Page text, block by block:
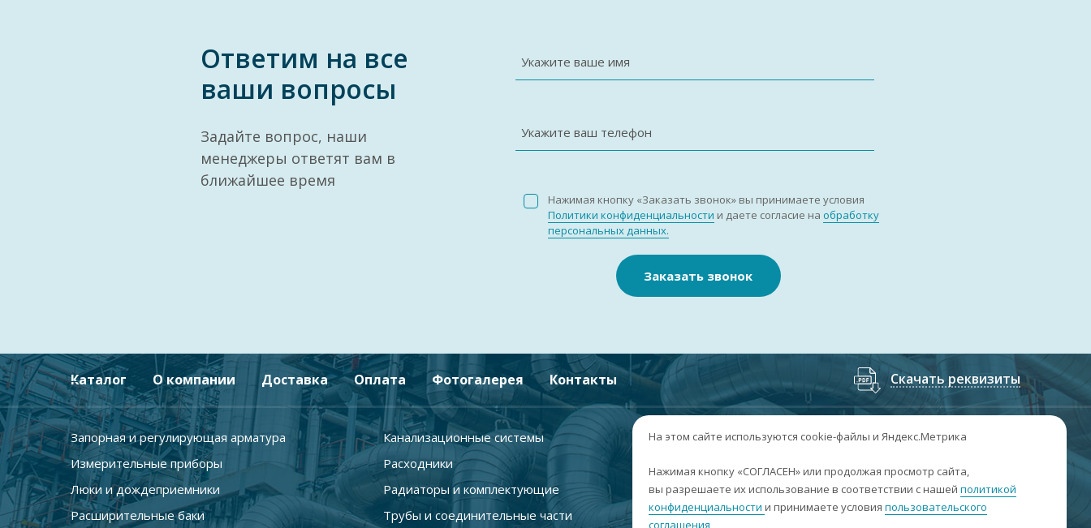
Ответим на все
ваши вопросы
Задайте вопрос, наши
менеджеры ответят вам в
ближайшее время
Укажите ваше имя
Укажите ваш телефон
Нажимая кнопку «Заказать звонок» вы принимаете условия
Политики конфиденциальности и даете согласие на обработку
персональных данных.
Заказать звонок
Каталог О компании Доставка Оплата Фотогалерея Контакты Скачать реквизиты
Запорная и регулирующая арматура
Канализационные системы
Измерительные приборы
Расходники
Люки и дождеприемники
Радиаторы и комплектующие
Расширительные баки
Трубы и соединительные части
+7 (3852) 50-60-74;+7 (3852) 50-60-73
г. Барнаул, пр. Ленина, 158А, Н1/204
сб-вс: выходные
На этом сайте используются cookie-файлы и Яндекс.Метрика
Нажимая кнопку «СОГЛАСЕН» или продолжая просмотр сайта,
вы разрешаете их использование в соответствии с нашей политикой
конфиденциальности и принимаете условия пользовательского
соглашения